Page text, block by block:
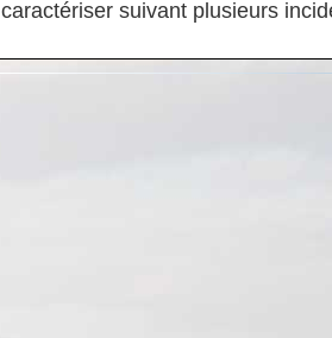
caractériser suivant plusieurs